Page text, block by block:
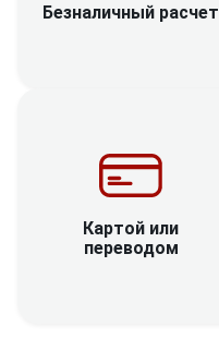
Безналичный расчет
Картой или
переводом